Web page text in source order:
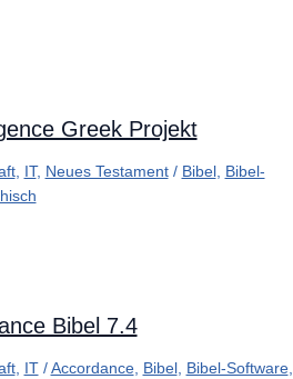
Greek Projekt
, IT, Neues Testament/ Bibel, Bibel-
Bibel 7.4
, IT/Accordance, Bibel, Bibel-Software,